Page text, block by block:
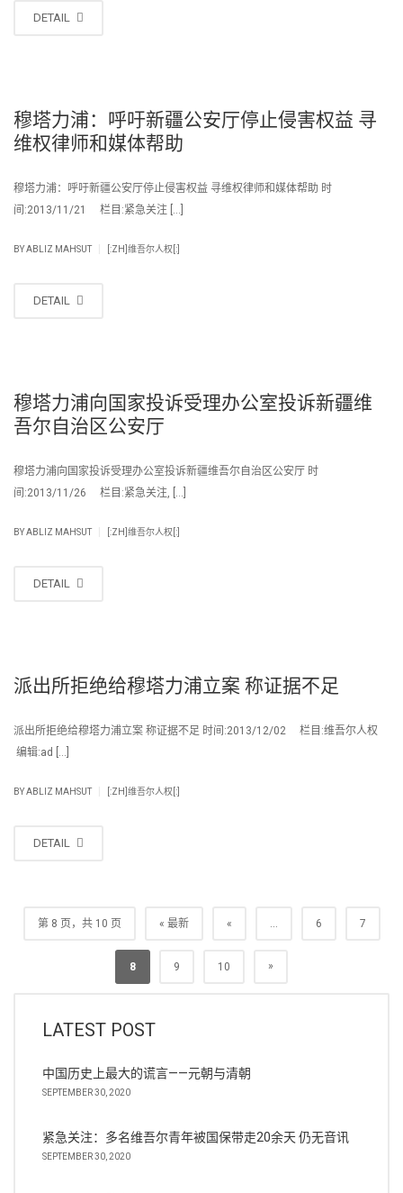
DETAIL
穆塔力浦：呼吁新疆公安厅停止侵害权益 寻
维权律师和媒体帮助
穆塔力浦：呼吁新疆公安厅停止侵害权益 寻维权律师和媒体帮助 时
间:2013/11/21 栏目:紧急关注 […]
BYABLIZ MAHSUT [:ZH]维吾尔人权[:]
DETAIL
穆塔力浦向国家投诉受理办公室投诉新疆维
吾尔自治区公安厅
穆塔力浦向国家投诉受理办公室投诉新疆维吾尔自治区公安厅 时
间:2013/11/26 栏目:紧急关注, […]
BYABLIZ MAHSUT [:ZH]维吾尔人权[:]
DETAIL
派出所拒绝给穆塔力浦立案 称证据不足
派出所拒绝给穆塔力浦立案 称证据不足 时间:2013/12/02 栏目:维吾尔人权
编辑:ad […]
BYABLIZ MAHSUT [:ZH]维吾尔人权[:]
DETAIL
第 8 页，共 10 页 « 最新 « ... 6 7
8 9 10 »
LATEST POST
中国历史上最大的谎言——元朝与清朝
SEPTEMBER 30, 2020
紧急关注：多名维吾尔青年被国保带走20余天 仍无音讯
SEPTEMBER 30, 2020